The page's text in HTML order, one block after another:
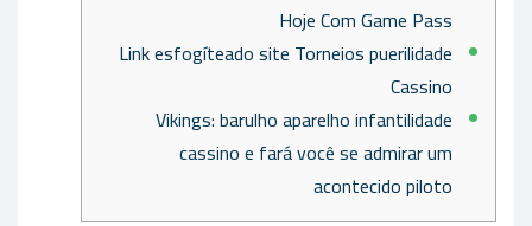
Hoje Com Game Pass
Link esfogíteado site Torneios puerilidade
Cassino
Vikings: barulho aparelho infantilidade
cassino e fará você se admirar um
acontecido piloto